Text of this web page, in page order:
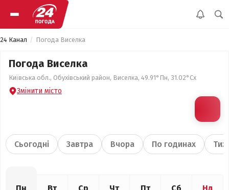
24 Канал Погода Виселка
Погода Виселка
Київська обл., Обухівський район, Виселка, 49.91°Пн, 31.02°Сх
Змінити місто
Сьогодні Завтра Вчора По годинах